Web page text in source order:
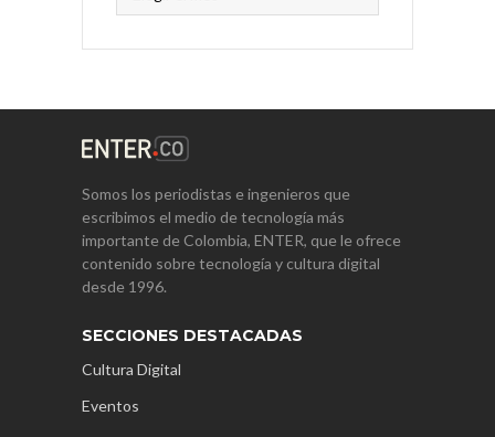
Somos los periodistas e ingenieros que
escribimos el medio de tecnología más
importante de Colombia, ENTER, que le ofrece
contenido sobre tecnología y cultura digital
desde 1996.
SECCIONES DESTACADAS
Cultura Digital
Eventos